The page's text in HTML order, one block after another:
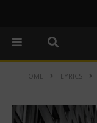
HOME LYRICS